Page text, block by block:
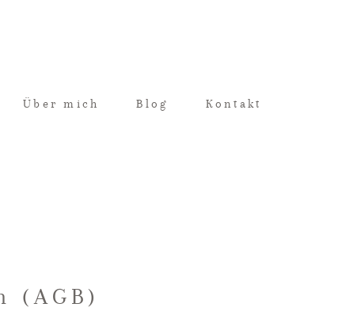
Über mich Blog Kontakt
(AGB)